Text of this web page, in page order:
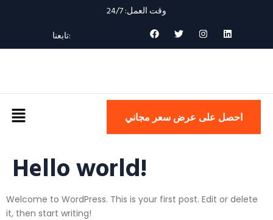
وقت العمل: 24/7
تابعنا:
احصل على عرض سعر مجاني
Hello world!
Welcome to WordPress. This is your first post. Edit or delete
it, then start writing!